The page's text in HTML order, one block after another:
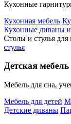
Кухонные
Кухонная мебель
Кухонные диваны
Столы и стулья для
стулья
Детская мебель
Мебель для сна,
Мебель для детей
Детские диваны